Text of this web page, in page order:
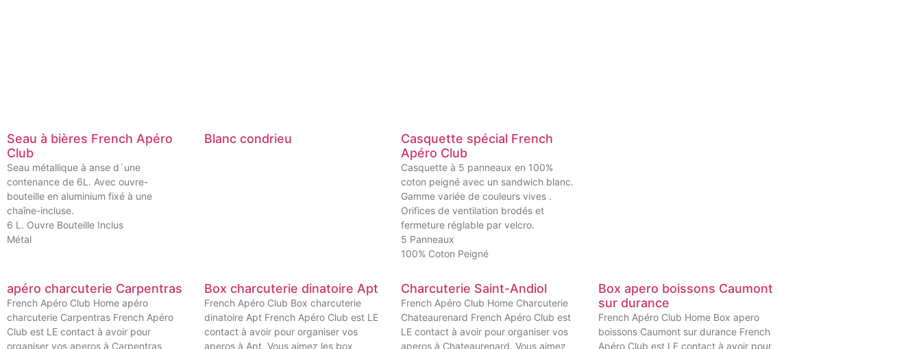
Seau à bières French Apéro
Club
Seau métallique à anse d´une
contenance de 6L. Avec ouvre-
bouteille en aluminium fixé à une
chaîne-incluse.
6 L. Ouvre Bouteille Inclus
Métal
Blanc condrieu
Casquette spécial French
Apéro Club
Casquette à 5 panneaux en 100%
coton peigné avec un sandwich blanc.
Gamme variée de couleurs vives .
Orifices de ventilation brodés et
fermeture réglable par velcro.
5 Panneaux
100% Coton Peigné
apéro charcuterie Carpentras
French Apéro Club Home apéro
charcuterie Carpentras French Apéro
Club est LE contact à avoir pour
organiser vos aperos à Carpentras
Box charcuterie dinatoire Apt
French Apéro Club Box charcuterie
dinatoire Apt French Apéro Club est LE
contact à avoir pour organiser vos
aperos à Apt. Vous aimez les box
Charcuterie Saint-Andiol
French Apéro Club Home Charcuterie
Chateaurenard French Apéro Club est
LE contact à avoir pour organiser vos
aperos à Chateaurenard. Vous aimez
Box apero boissons Caumont
sur durance
French Apéro Club Home Box apero
boissons Caumont sur durance French
Apéro Club est LE contact à avoir pour